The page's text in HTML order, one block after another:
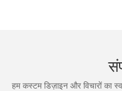
हम कस्टम डिज़ाइन और विचारों का